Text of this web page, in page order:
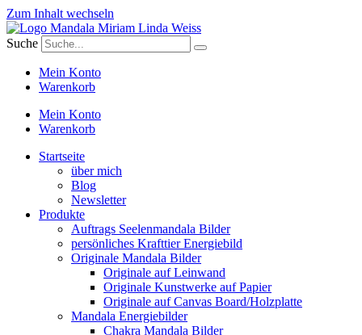
Zum Inhalt wechseln
Suche
Mein Konto
Warenkorb
Mein Konto
Warenkorb
Startseite
über mich
Blog
Newsletter
Produkte
Auftrags Seelenmandala Bilder
persönliches Krafttier Energiebild
Originale Mandala Bilder
Originale auf Leinwand
Originale Kunstwerke auf Papier
Originale auf Canvas Board/Holzplatte
Mandala Energiebilder
Chakra Mandala Bilder